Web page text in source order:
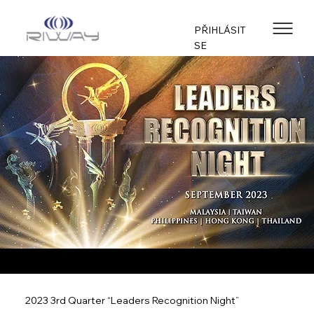
PŘIHLÁSIT
SE
2023 3rd Quarter “Leaders Recognition Night”